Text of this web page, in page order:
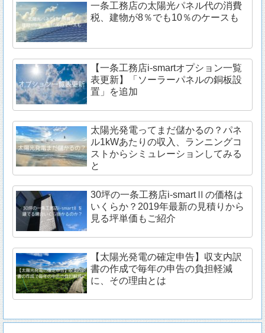
一条工務店の太陽光パネル代の消費
税、建物が8％でも10％のケースも
【一条工務店i-smartオプション一覧
表更新】「ソーラーパネルの銅板設
置」を追加
太陽光発電ってまだ儲かるの？パネ
ル1kWあたりの収入、ランニングコ
ストからシミュレーションしてみる
と
30坪の一条工務店i-smartⅡの価格は
いくらか？2019年最新の見積りから
見る坪単価もご紹介
【太陽光発電の確定申告】収支内訳
書の作成で毎年の申告の負担軽減
に、その理由とは